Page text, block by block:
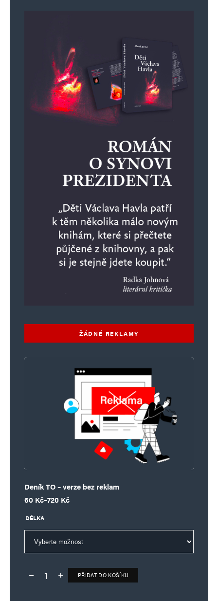
ŽÁDNÉ REKLAMY
Deník TO – verze bez reklam
60 Kč–720 Kč
Rozpětí cen: 60 Kč až 720 Kč
DÉLKA
Deník TO – verze bez reklam množství
PŘIDAT DO KOŠÍKU